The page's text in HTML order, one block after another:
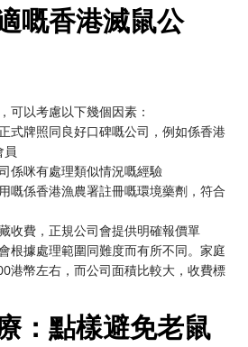
嘅香港滅鼠公
可以考慮以下幾個因素：
式牌照同良好口碑嘅公司，例如係香港
員
係咪有處理類似情況嘅經驗
嘅係香港漁農署註冊嘅環境藥劑，符合
收費，正規公司會提供明確報價單
根據處理範圍同難度而有所不同。家庭
港幣左右，而公司面積比較大，收費標
：點樣避免老鼠